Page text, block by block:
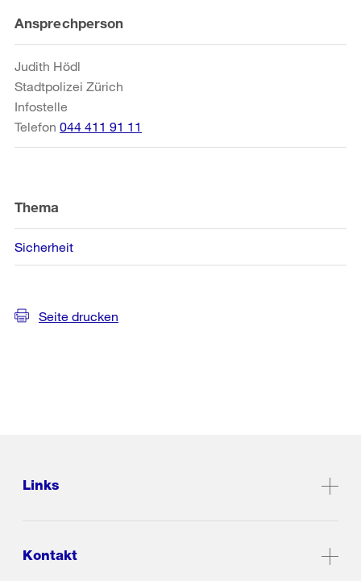
Weitere
Informationen
Ansprechperson
Judith Hödl
Stadtpolizei Zürich
Infostelle
Telefon 044 411 91 11
Thema
Sicherheit
Seite drucken
Links
Kontakt